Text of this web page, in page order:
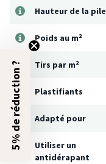
Hauteur de la pile
Poids au m²
Tirs par m²
Plastifiants
Adapté pour
Utiliser un
antidérapant
5% de réduction ?